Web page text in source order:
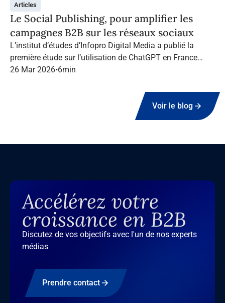
Articles
Le Social Publishing, pour amplifier les
campagnes B2B sur les réseaux sociaux
L’institut d’études d’Infopro Digital Media a publié la
première étude sur l’utilisation de ChatGPT en France
dans le marketing B2B.
26 Mar 2026•6min
Voir le blog
Accélérez votre
croissance en B2B
Discutez de vos objectifs avec l'un de nos experts
médias
Prendre contact